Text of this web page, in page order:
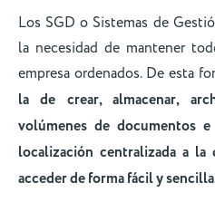
Los SGD o Sistemas de
la necesidad de mantener
empresa ordenados. De esta
la de crear, almacenar,
volúmenes de documentos
localización centralizada a la
acceder de forma fácil y